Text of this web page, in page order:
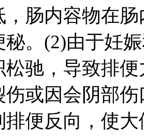
，肠内容物在
秘。(2)由于妊
松驰，导致排
伤或因会阴部
排便反向，使